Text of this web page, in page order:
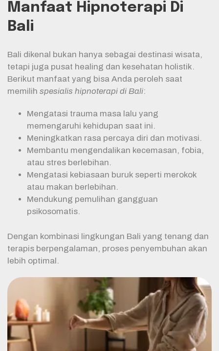
Manfaat Hipnoterapi Di
Bali
Bali dikenal bukan hanya sebagai destinasi wisata,
tetapi juga pusat healing dan kesehatan holistik.
Berikut manfaat yang bisa Anda peroleh saat
memilih spesialis hipnoterapi di Bali:
Mengatasi trauma masa lalu yang
memengaruhi kehidupan saat ini.
Meningkatkan rasa percaya diri dan motivasi.
Membantu mengendalikan kecemasan, fobia,
atau stres berlebihan.
Mengatasi kebiasaan buruk seperti merokok
atau makan berlebihan.
Mendukung pemulihan gangguan
psikosomatis.
Dengan kombinasi lingkungan Bali yang tenang dan
terapis berpengalaman, proses penyembuhan akan
lebih optimal.